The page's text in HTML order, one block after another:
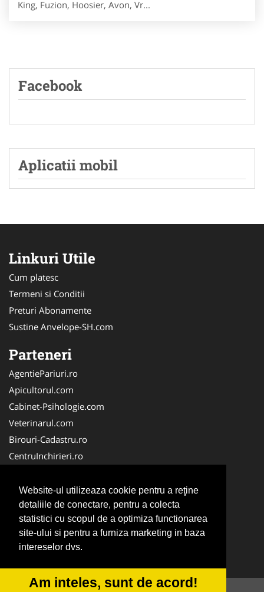
Website-ul utilizeaza cookie pentru a reţine
detaliile de conectare, pentru a colecta
statistici cu scopul de a optimiza functionarea
site-ului si pentru a furniza marketing in baza
intereselor dvs.
Am inteles, sunt de acord!
King, Fuzion, Hoosier, Avon, Vr...
Facebook
Aplicatii mobil
Linkuri Utile
Cum platesc
Termeni si Conditii
Preturi Abonamente
Sustine Anvelope-SH.com
Parteneri
AgentiePariuri.ro
Apicultorul.com
Cabinet-Psihologie.com
Veterinarul.com
Birouri-Cadastru.ro
CentruInchirieri.ro
Servicii-DDD.com
Alpinist-Utilitar.com
FirmaTractariAuto.ro
NonStopDeschis.ro